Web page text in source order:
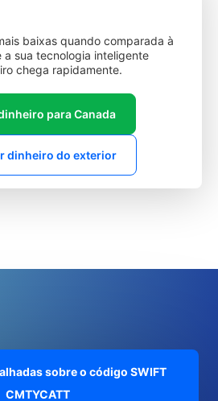
baixas quando comparada à
a sua tecnologia inteligente
chega rapidamente.
para Canada
dinheiro do exterior
sobre o código SWIFT
CMTYCATT